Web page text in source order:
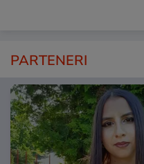
PARTENERI